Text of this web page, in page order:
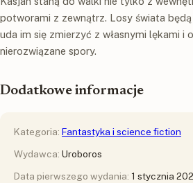
potworami z zewnątrz. Losy świata
uda im się zmie­rzyć z własnymi lękami i
nierozwiązane spory.
Dodatkowe informacje
Kategoria: Fantastyka i science fiction
Wydawca: Uroboros
Data pierwszego wydania: 1 stycznia